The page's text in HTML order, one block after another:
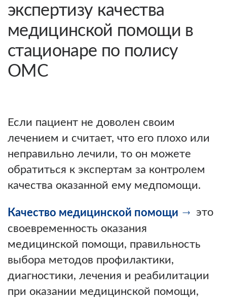
экспертизу качества
медицинской помощи в
стационаре по полису
ОМС
Если пациент не доволен своим
лечением и считает, что его плохо или
неправильно лечили, то он можете
обратиться к экспертам за контролем
качества оказанной ему медпомощи.
Качество медицинской помощи
это
своевременность оказания
медицинской помощи, правильность
выбора методов профилактики,
диагностики, лечения и реабилитации
при оказании медицинской помощи,